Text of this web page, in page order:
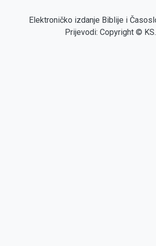
Elektroničko izdanje Biblije i
Prijevodi: Copyright ©